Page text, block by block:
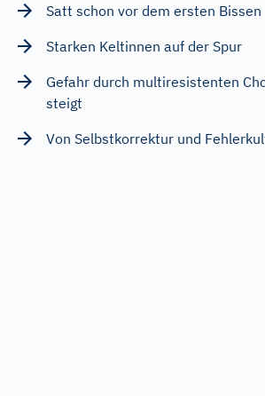
Satt schon vor dem ersten Bissen
Starken Keltinnen auf der Spur
Gefahr durch multiresistenten
steigt
Von Selbstkorrektur und